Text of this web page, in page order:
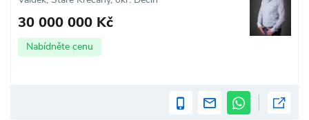
30 000 000 Kč
Nabídněte cenu